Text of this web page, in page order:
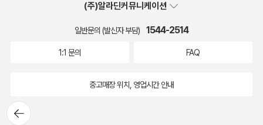
뒤로가
기
(주)알라딘커뮤니케이션
일반문의 (발신자 부담) 1544-2514
1:1 문의 FAQ
중고매장 위치, 영업시간 안내